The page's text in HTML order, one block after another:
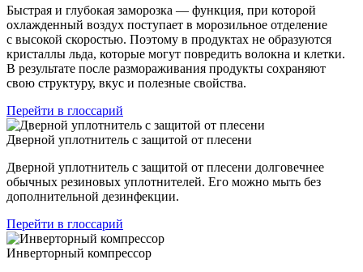
Быстрая и глубокая заморозка — функция, при которой
охлажденный воздух поступает в морозильное отделение
с высокой скоростью. Поэтому в продуктах не образуются
кристаллы льда, которые могут повредить волокна и клетки.
В результате после размораживания продукты сохраняют
свою структуру, вкус и полезные свойства.
Перейти в глоссарий
Дверной уплотнитель с защитой от плесени
Дверной уплотнитель с защитой от плесени долговечнее
обычных резиновых уплотнителей. Его можно мыть без
дополнительной дезинфекции.
Перейти в глоссарий
Инверторный компрессор